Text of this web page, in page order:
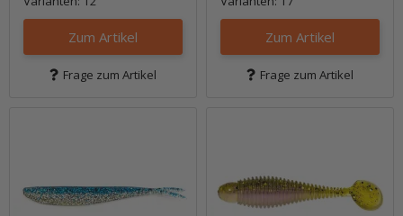
Zum Artikel
Frage zum Artikel
Zum Artikel
Frage zum Artikel